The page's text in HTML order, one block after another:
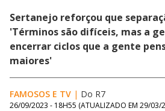
Sertanejo reforçou que
'Términos são difíceis, mas a
encerrar ciclos que a gente
maiores'
FAMOSOS E TV | Do R7
26/09/2023 - 18H55 (ATUALIZADO EM 29/03/